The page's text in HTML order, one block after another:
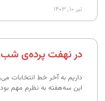
تیر ۱۰, ۱۴۰۳
در نهفت پرده‌ی
داریم به آخر خط انتخابات
این سه‌هفته به نظرم مهم